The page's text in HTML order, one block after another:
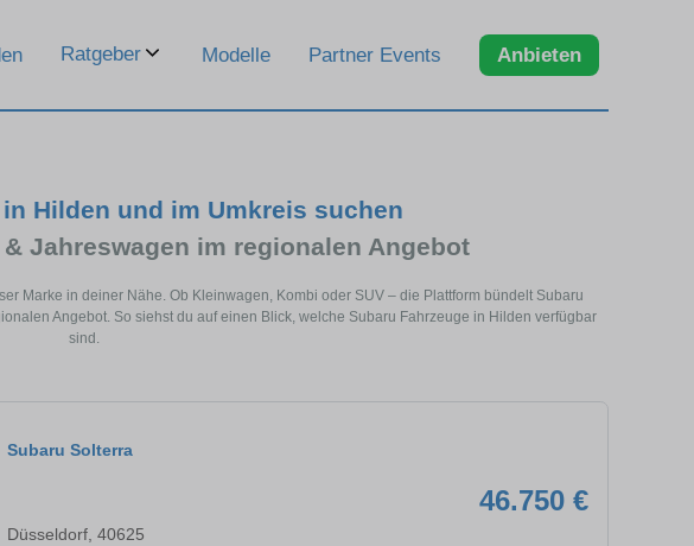
Ratgeber Modelle Partner Events Anbieten
Hilden und im Umkreis suchen
Jahreswagen im regionalen Angebot
Marke in deiner Nähe. Ob Kleinwagen, Kombi oder SUV – die Plattform bündelt Subaru
Angebot. So siehst du auf einen Blick, welche Subaru Fahrzeuge in Hilden verfügbar
sind.
Subaru Solterra
46.750 €
Düsseldorf, 40625